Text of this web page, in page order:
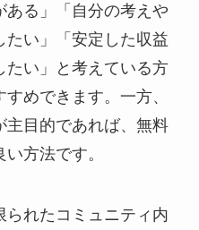
ある」「自分の考えや
たい」「安定した収益
たい」と考えている方
めできます。一方、
主目的であれば、無料
方法です。
られたコミュニティ内